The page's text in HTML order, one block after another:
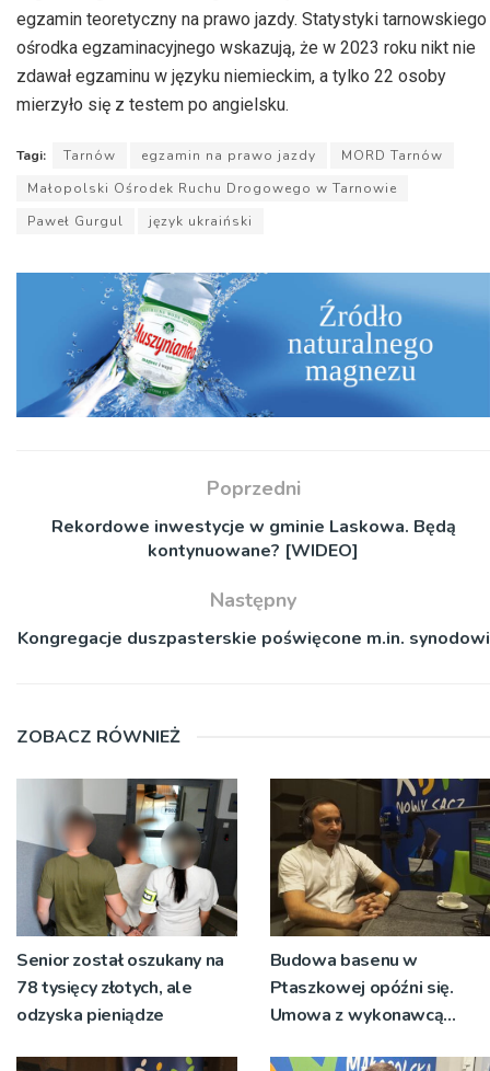
egzamin teoretyczny na prawo jazdy. Statystyki tarnowskiego
ośrodka egzaminacyjnego wskazują, że w 2023 roku nikt nie
zdawał egzaminu w języku niemieckim, a tylko 22 osoby
mierzyło się z testem po angielsku.
Tagi: Tarnów egzamin na prawo jazdy
MORD Tarnów
Małopolski Ośrodek Ruchu Drogowego w Tarnowie
Paweł Gurgul
język ukraiński
Poprzedni
Rekordowe inwestycje w gminie Laskowa. Będą
kontynuowane? [WIDEO]
Następny
Kongregacje duszpasterskie poświęcone m.in. synodowi
ZOBACZ RÓWNIEŻ
Senior został oszukany na
78 tysięcy złotych, ale
odzyska pieniądze
Budowa basenu w
Ptaszkowej opóźni się.
Umowa z wykonawcą